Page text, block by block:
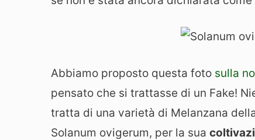
Abbiamo proposto questa foto sulla
pensato che si trattasse di un Fake!
tratta di una varietà di Melanzana
Solanum ovigerum, per la sua